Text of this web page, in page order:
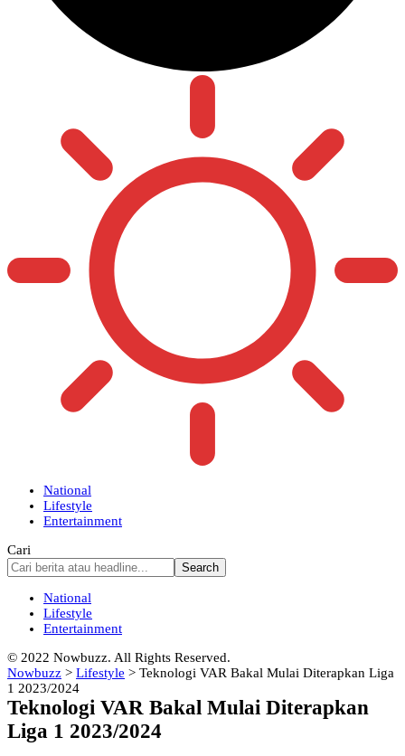
National
Lifestyle
Entertainment
Cari
National
Lifestyle
Entertainment
© 2022 Nowbuzz. All Rights Reserved.
Nowbuzz > Lifestyle > Teknologi VAR Bakal Mulai Diterapkan Liga
1 2023/2024
Teknologi VAR Bakal Mulai Diterapkan
Liga 1 2023/2024